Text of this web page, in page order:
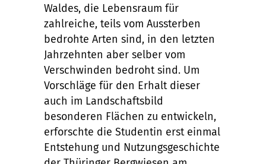
Waldes, die Lebensraum für
zahlreiche, teils vom Aussterben
bedrohte Arten sind, in den letzten
Jahrzehnten aber selber vom
Verschwinden bedroht sind. Um
Vorschläge für den Erhalt dieser
auch im Landschaftsbild
besonderen Flächen zu entwickeln,
erforschte die Studentin erst einmal
Entstehung und Nutzungsgeschichte